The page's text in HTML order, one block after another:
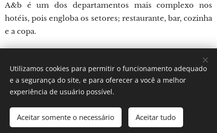
A&b é um dos departamentos mais complexo nos
hotéis, pois engloba os setores; restaurante, bar, cozinha
e a copa.
Por: Verônica Silveira Nicoletti
Instagram: Gastronomundo.receitas
Idiomas
Português brasileiro
Utilizamos cookies para permitir o funcionamento adequado
e a segurança do site, e para oferecer a você a melhor
experiência de usuário possível.
Aceitar somente o necessário Aceitar tudo